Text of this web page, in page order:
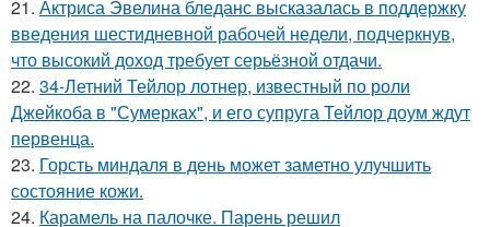
21. Актриса Эвелина бледанс высказалась в поддержку
введения шестидневной рабочей недели, подчеркнув,
что высокий доход требует серьёзной отдачи.
22. 34-Летний Тейлор лотнер, известный по роли
Джейкоба в "Сумерках", и его супруга Тейлор доум ждут
первенца.
23. Горсть миндаля в день может заметно улучшить
состояние кожи.
24. Карамель на палочке. Парень решил